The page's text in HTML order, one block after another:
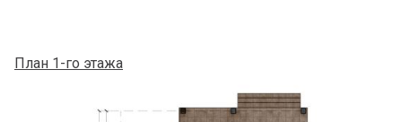
План 1-го этажа